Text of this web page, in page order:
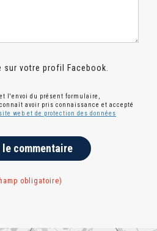
sur votre profil Facebook.
l'envoi du présent formulaire,
avoir pris connaissance et accepté
web et de protection des données
commentaire
obligatoire)